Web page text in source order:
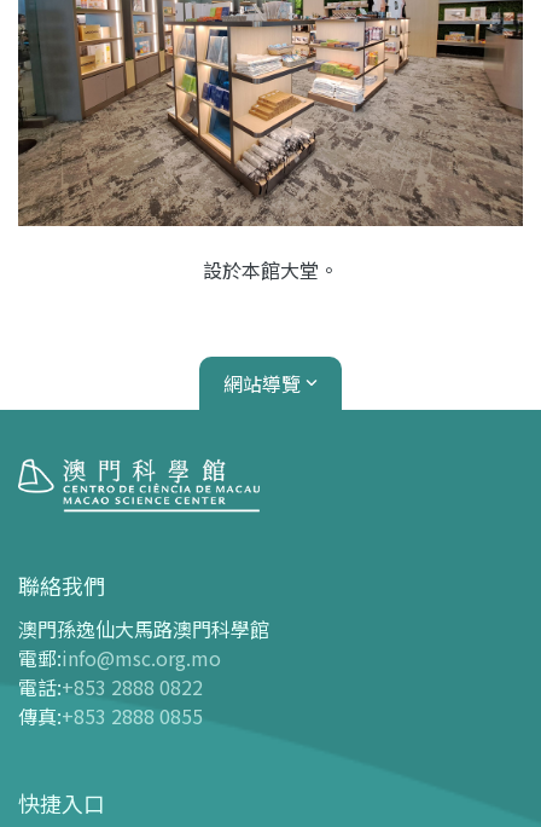
設於本館大堂。
網站導覽
開放時間
交通指南
購票指南
- 網上購票
- 門票及優惠表
導覽圖
聯絡我們
澳門孫逸仙大馬路澳門科學館
電郵:info@msc.org.mo
電話:+853 2888 0822
傳真:+853 2888 0855
快捷入口